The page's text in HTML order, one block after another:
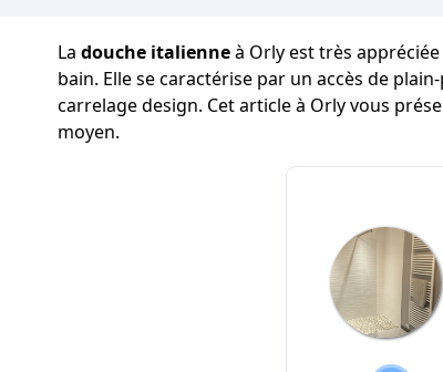
La douche italienneà Orly est très
bain. Elle se caractérise par un accès de
carrelage design. Cet article à Orly vous
moyen.